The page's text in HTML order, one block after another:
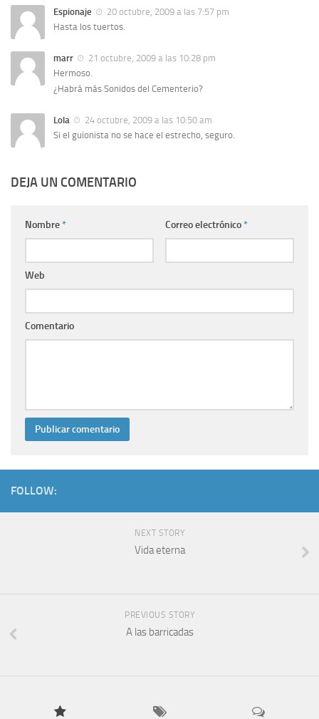
Espionaje
20 octubre, 2009 a las 7:57 pm
Hasta los tuertos.
marr
21 octubre, 2009 a las 10:28 pm
Hermoso.
¿Habrá más Sonidos del Cementerio?
Lola
24 octubre, 2009 a las 10:50 am
Si el guionista no se hace el estrecho, seguro.
DEJA UN COMENTARIO
Nombre* Correo electrónico*
Web
Comentario
FOLLOW:
NEXT STORY
Vida eterna
PREVIOUS STORY
A las barricadas